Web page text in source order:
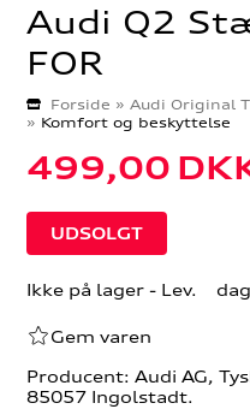
Audi Q2
FOR
Forside »Audi Original
» Komfort og beskyttelse
499,00
Ikke på lager- Lev.
Gem varen
Producent: Audi AG,
85057 Ingolstadt.